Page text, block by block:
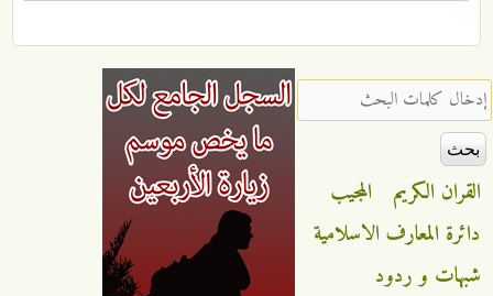
‏إدخال كلمات البحث ‏
القران الكريم
المجيب
دائرة المعارف الاسلامية
شبهات و ردود